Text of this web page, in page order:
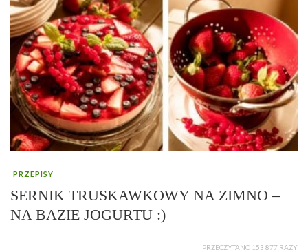
PRZEPISY
SERNIK TRUSKAWKOWY NA ZIMNO –
NA BAZIE JOGURTU :)
PRZECZYTANO 153 877 RAZY